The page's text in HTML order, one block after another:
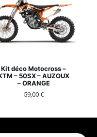
Kit déco Motocross –
– 50SX – AUZOUX
– ORANGE
59,00 €